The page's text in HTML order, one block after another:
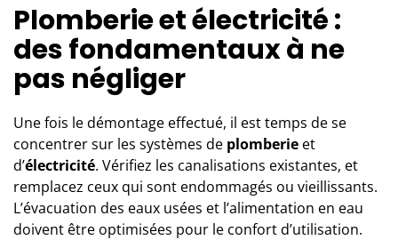
Plomberie et électricité :
des fondamentaux à ne
pas négliger
Une fois le démontage effectué, il est temps de se
concentrer sur les systèmes de plomberie et
d’électricité. Vérifiez les canalisations existantes, et
remplacez ceux qui sont endommagés ou vieillissants.
L’évacuation des eaux usées et l’alimentation en eau
doivent être optimisées pour le confort d’utilisation.